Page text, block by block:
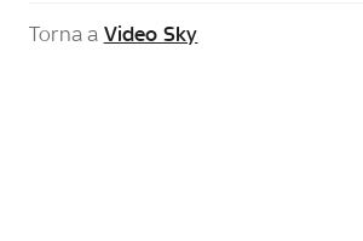
Torna a Video Sky